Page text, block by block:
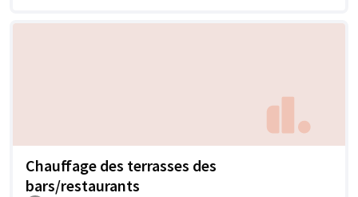
Chauffage des terrasses des
bars/restaurants